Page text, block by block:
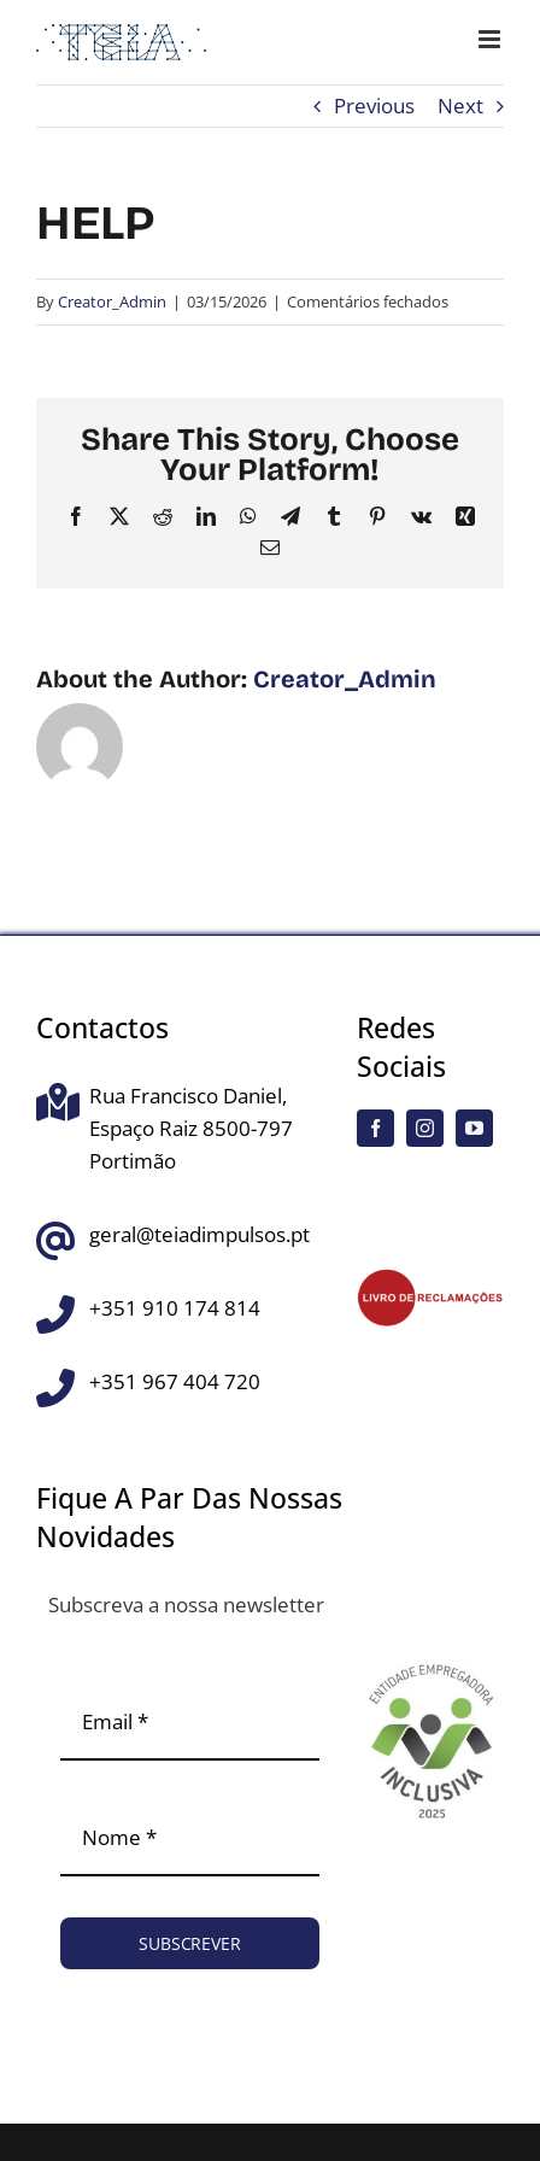
content
Previous
Next
HELP
ByCreator_Admin | 03/15/2026 | Comentários fechadosem
Share This Story, Choose
Your Platform!
Facebook
X RedditLinkedInWhatsApp
TelegramTumblrPinterest
Vk
Xing
Email
About the Author: Creator_Admin
Contactos
Rua Francisco Daniel,
Espaço Raiz 8500-797
Portimão
geral@teiadimpulsos.pt
+351 910 174 814
+351 967 404 720
Redes
Sociais
Fique A Par Das Nossas
Novidades
Subscreva a nossa newsletter
SUBSCREVER